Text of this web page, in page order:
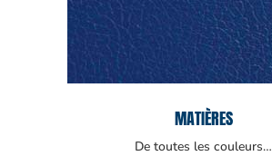
MATIÈRES
De toutes les couleurs…